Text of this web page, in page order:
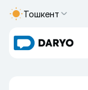
Тошкент